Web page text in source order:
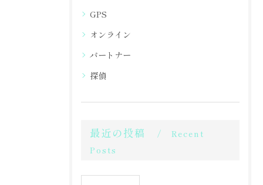
GPS
オンライン
パートナー
探偵
最近の投稿
Recent
Posts